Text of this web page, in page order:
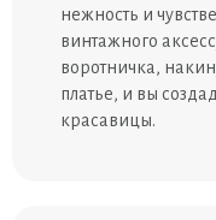
нежность и
винтажного
воротничка,
платье, и вы
красавицы.